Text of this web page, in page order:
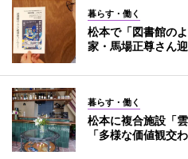
暮らす・働く
松本で「図書館の
家・馬場正尊さん
暮らす・働く
松本に複合施設「
「多様な価値観交